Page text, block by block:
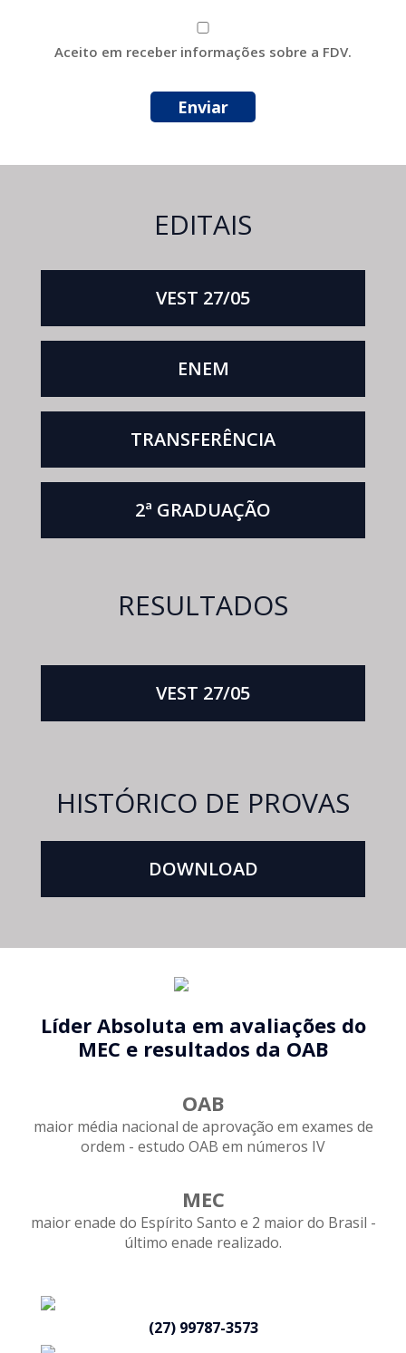
Aceito em receber informações sobre a FDV.
EDITAIS
VEST 27/05
ENEM
TRANSFERÊNCIA
2ª GRADUAÇÃO
RESULTADOS
VEST 27/05
HISTÓRICO DE PROVAS
DOWNLOAD
Líder Absoluta em avaliações do
MEC e resultados da OAB
OAB
maior média nacional de aprovação em exames de
ordem - estudo OAB em números IV
MEC
maior enade do Espírito Santo e 2 maior do Brasil -
último enade realizado.
(27) 99787-3573